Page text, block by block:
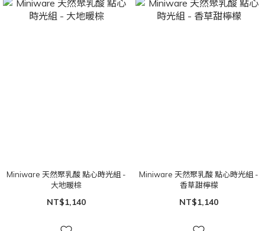
Miniware 天然聚乳酸 點心時光組 -
大地暖棕
NT$1,140
Miniware 天然聚乳酸 點心時光組 -
香草甜檸檬
NT$1,140